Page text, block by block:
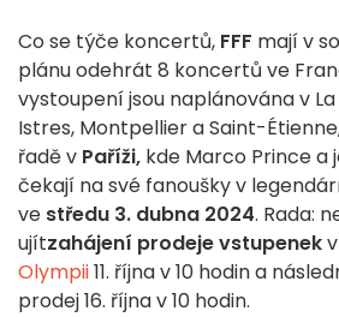
Co se týče koncertů, FFF mají v
plánu odehrát 8 koncertů ve
vystoupení jsou naplánována v
Istres, Montpellier a Saint-
řadě v Paříži, kde Marco Prince a
čekají na své fanoušky v
ve středu 3. dubna 2024. Rada:
ujítzahájení prodeje vstupenekv
Olympii11. října v 10 hodin a
prodej 16. října v 10 hodin.